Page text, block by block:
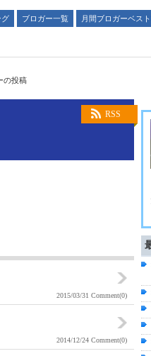
グ ブロガー一覧
月間ブロガーベス
の投稿
RSS
2015/03/31 Comment(0)
2014/12/24 Comment(0)